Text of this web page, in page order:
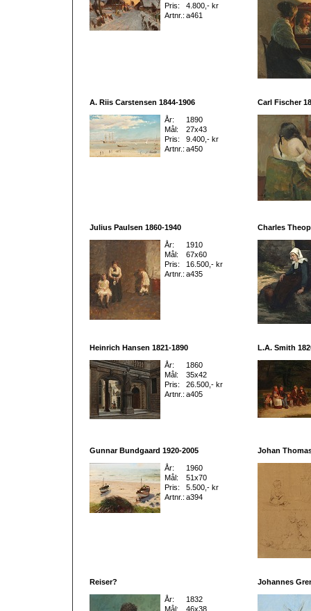
Pris:
4.800,- kr
Artnr.: a461
A. Riis Carstensen 1844-1906
År:
1890
Mål:
27x43
Pris:
9.400,- kr
Artnr.: a450
Carl Fischer
Julius Paulsen 1860-1940
År:
1910
Mål:
67x60
Pris:
16.500,- kr
Artnr.: a435
Charles
Heinrich Hansen 1821-1890
År:
1860
Mål:
35x42
Pris:
26.500,- kr
Artnr.: a405
L.A. Smith
Gunnar Bundgaard 1920-2005
År:
1960
Mål:
51x70
Pris:
5.500,- kr
Artnr.: a394
Johan
Reiser?
År:
1832
Mål:
46x38
Johannes